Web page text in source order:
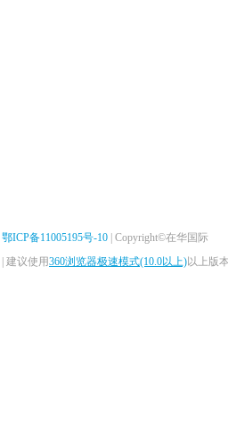
鄂ICP备11005195号-10| Copyright©在华国际
| 建议使用360浏览器极速模式(10.0以上)以上版